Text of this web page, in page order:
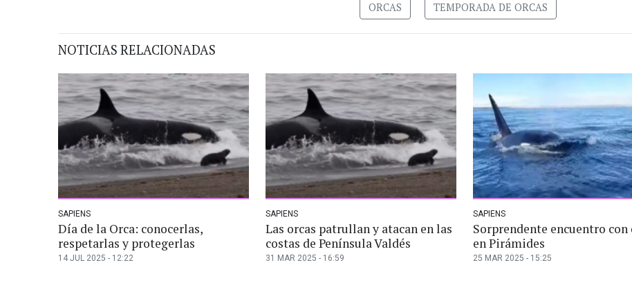
ORCAS TEMPORADA DE ORCAS
NOTICIAS RELACIONADAS
SAPIENS
Día de la Orca: conocerlas,
respetarlas y protegerlas
14 JUL 2025 - 12:22
SAPIENS
Las orcas patrullan y atacan en las
costas de Península Valdés
31 MAR 2025 - 16:59
SAPIENS
Sorprendente encuentro con
en Pirámides
25 MAR 2025 - 15:25